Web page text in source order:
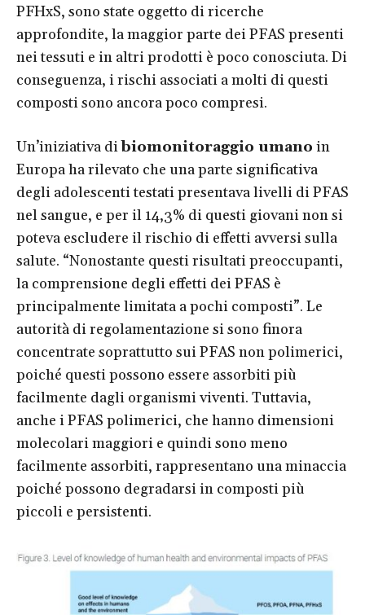
PFHxS, sono state oggetto di ricerche
approfondite, la maggior parte dei PFAS presenti
nei tessuti e in altri prodotti è poco conosciuta. Di
conseguenza, i rischi associati a molti di questi
composti sono ancora poco compresi.
Un’iniziativa dibiomonitoraggio umano in
Europa ha rilevato che una parte significativa
degli adolescenti testati presentava livelli di PFAS
nel sangue, e per il 14,3% di questi giovani non si
poteva escludere il rischio di effetti avversi sulla
salute. “Nonostante questi risultati preoccupanti,
la comprensione degli effetti dei PFAS è
principalmente limitata a pochi composti”. Le
autorità di regolamentazione si sono finora
concentrate soprattutto sui PFAS non polimerici,
poiché questi possono essere assorbiti più
facilmente dagli organismi viventi. Tuttavia,
anche i PFAS polimerici, che hanno dimensioni
molecolari maggiori e quindi sono meno
facilmente assorbiti, rappresentano una minaccia
poiché possono degradarsi in composti più
piccoli e persistenti.